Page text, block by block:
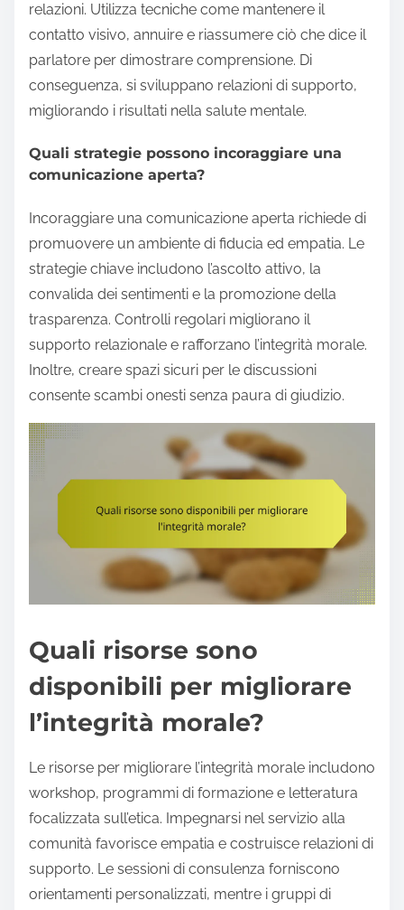
relazioni. Utilizza tecniche come mantenere il
contatto visivo, annuire e riassumere ciò che dice il
parlatore per dimostrare comprensione. Di
conseguenza, si sviluppano relazioni di supporto,
migliorando i risultati nella salute mentale.
Quali strategie possono incoraggiare una
comunicazione aperta?
Incoraggiare una comunicazione aperta richiede di
promuovere un ambiente di fiducia ed empatia. Le
strategie chiave includono l’ascolto attivo, la
convalida dei sentimenti e la promozione della
trasparenza. Controlli regolari migliorano il
supporto relazionale e rafforzano l’integrità morale.
Inoltre, creare spazi sicuri per le discussioni
consente scambi onesti senza paura di giudizio.
Quali risorse sono
disponibili per migliorare
l’integrità morale?
Le risorse per migliorare l’integrità morale includono
workshop, programmi di formazione e letteratura
focalizzata sull’etica. Impegnarsi nel servizio alla
comunità favorisce empatia e costruisce relazioni di
supporto. Le sessioni di consulenza forniscono
orientamenti personalizzati, mentre i gruppi di